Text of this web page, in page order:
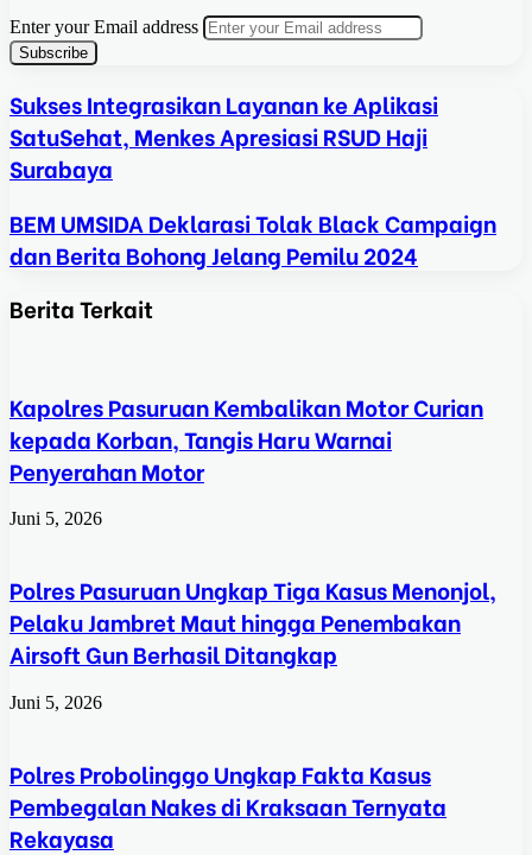
Enter your Email address
Sukses Integrasikan Layanan ke Aplikasi
SatuSehat, Menkes Apresiasi RSUD Haji
Surabaya
BEM UMSIDA Deklarasi Tolak Black Campaign
dan Berita Bohong Jelang Pemilu 2024
Berita Terkait
Kapolres Pasuruan Kembalikan Motor Curian
kepada Korban, Tangis Haru Warnai
Penyerahan Motor
Juni 5, 2026
Polres Pasuruan Ungkap Tiga Kasus Menonjol,
Pelaku Jambret Maut hingga Penembakan
Airsoft Gun Berhasil Ditangkap
Juni 5, 2026
Polres Probolinggo Ungkap Fakta Kasus
Pembegalan Nakes di Kraksaan Ternyata
Rekayasa